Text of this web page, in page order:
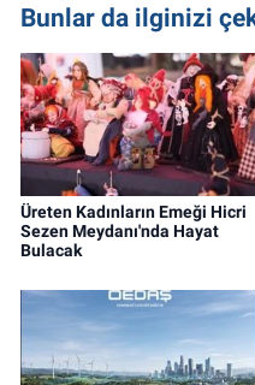
Bunlar da ilginizi
Üreten Kadınların Emeği Hicri
Sezen Meydanı'nda Hayat
Bulacak